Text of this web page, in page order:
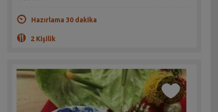
Hazırlama 30 dakika
2 Kişilik